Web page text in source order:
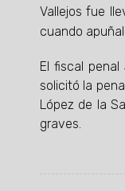
Vallejos fue
cuando
El fiscal
solicitó la
López de la
graves.